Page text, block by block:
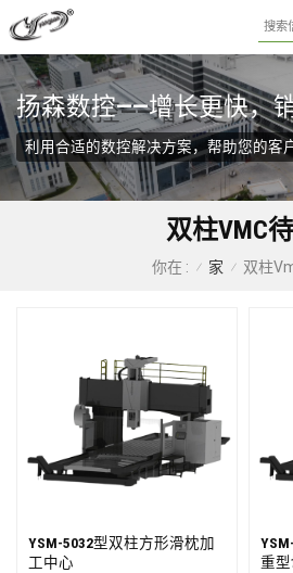
扬森数控——增长更快，
利用合适的数控解决方案，帮助您的客
双柱VMC
你在 : / 家 / 双柱
YSM-5032型双柱方形滑枕加
工中心
重